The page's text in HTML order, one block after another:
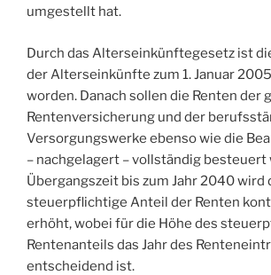
umgestellt hat.
Durch das Alterseinkünftegesetz ist
der Alterseinkünfte zum 1. Januar
worden. Danach sollen die Renten der
Rentenversicherung und der
Versorgungswerke ebenso wie die
– nachgelagert – vollständig besteuert
Übergangszeit bis zum Jahr 2040 wird
steuerpflichtige Anteil der Renten
erhöht, wobei für die Höhe des
Rentenanteils das Jahr des
entscheidend ist.